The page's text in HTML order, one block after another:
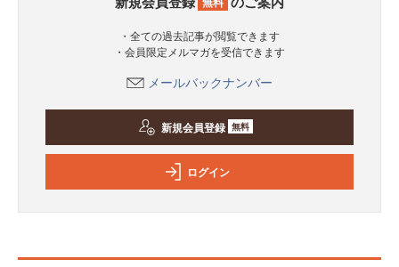
・全ての過去記事が閲覧できます
・会員限定メルマガを受信できます
メールバックナンバー
新規会員登録 無料
ログイン